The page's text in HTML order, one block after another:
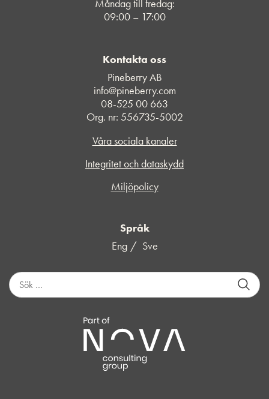
Måndag till fredag:
09:00 – 17:00
Kontakta oss
Pineberry AB
info@pineberry.com
08-525 00 663
Org. nr: 556735-5002
Våra sociala kanaler
Integritet och dataskydd
Miljöpolicy
Språk
Eng
Sve
S
ö
k